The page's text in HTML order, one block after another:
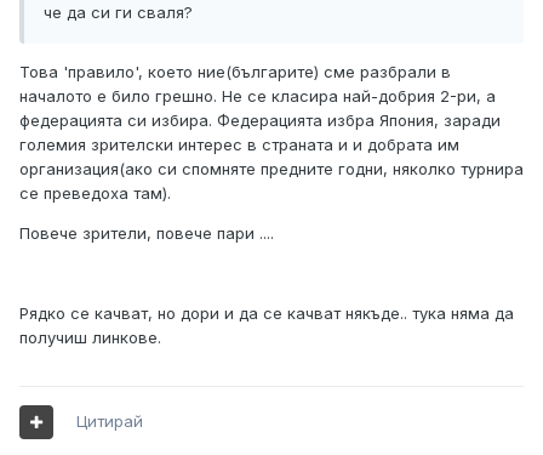
че да си ги сваля?
Това 'правило', което ние(българите) сме разбрали в
началото е било грешно. Не се класира най-добрия 2-ри, а
федерацията си избира. Федерацията избра Япония, заради
големия зрителски интерес в страната и и добрата им
организация(ако си спомняте предните годни, няколко турнира
се преведоха там).
Повече зрители, повече пари ....
Рядко се качват, но дори и да се качват някъде.. тука няма да
получиш линкове.
Цитирай